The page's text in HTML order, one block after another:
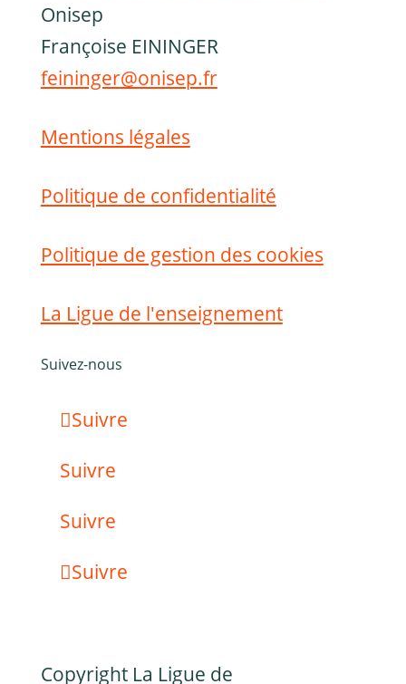
Onisep
Françoise EININGER
feininger@onisep.fr
Mentions légales
Politique de confidentialité
Politique de gestion des cookies
La Ligue de l'enseignement
Suivez-nous
Suivre
Suivre
Suivre
Suivre
Copyright La Ligue de